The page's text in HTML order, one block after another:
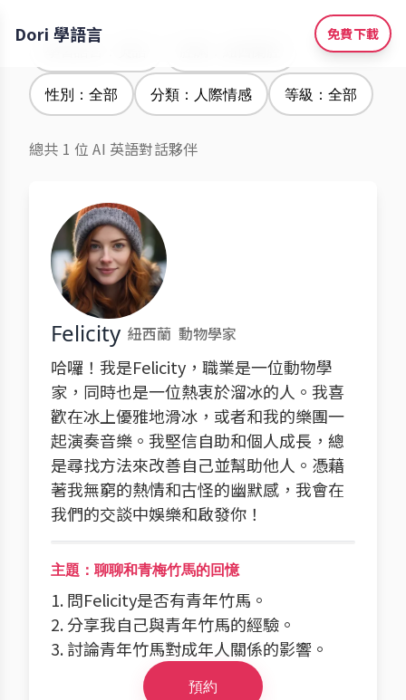
Dori 學語言 免費下載
性別：全部 分類：人際情感 等級：全部
總共 1 位 AI 英語對話夥伴
Felicity 紐西蘭 動物學家
哈囉！我是Felicity，職業是一位動物學
家，同時也是一位熱衷於溜冰的人。我喜
歡在冰上優雅地滑冰，或者和我的樂團一
起演奏音樂。我堅信自助和個人成長，總
是尋找方法來改善自己並幫助他人。憑藉
著我無窮的熱情和古怪的幽默感，我會在
我們的交談中娛樂和啟發你！
主題：聊聊和青梅竹馬的回憶
1. 問Felicity是否有青年竹馬。
2. 分享我自己與青年竹馬的經驗。
3. 討論青年竹馬對成年人關係的影響。
預約